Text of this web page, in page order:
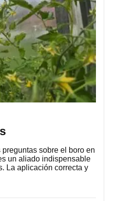
sobre el boro en
un aliado indispensable
La aplicación correcta y